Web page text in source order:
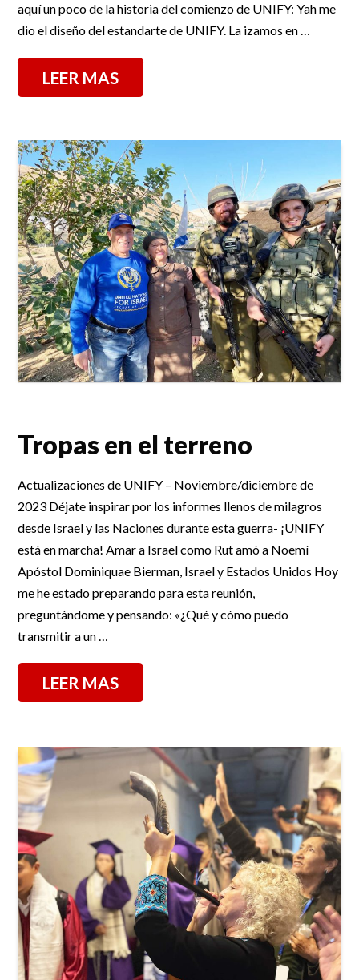
aquí un poco de la historia del comienzo de UNIFY: Yah me
dio el diseño del estandarte de UNIFY. La izamos en …
LEER MAS
Tropas en el terreno
Actualizaciones de UNIFY – Noviembre/diciembre de
2023 Déjate inspirar por los informes llenos de milagros
desde Israel y las Naciones durante esta guerra- ¡UNIFY
está en marcha! Amar a Israel como Rut amó a Noemí
Apóstol Dominiquae Bierman, Israel y Estados Unidos Hoy
me he estado preparando para esta reunión,
preguntándome y pensando: «¿Qué y cómo puedo
transmitir a un …
LEER MAS